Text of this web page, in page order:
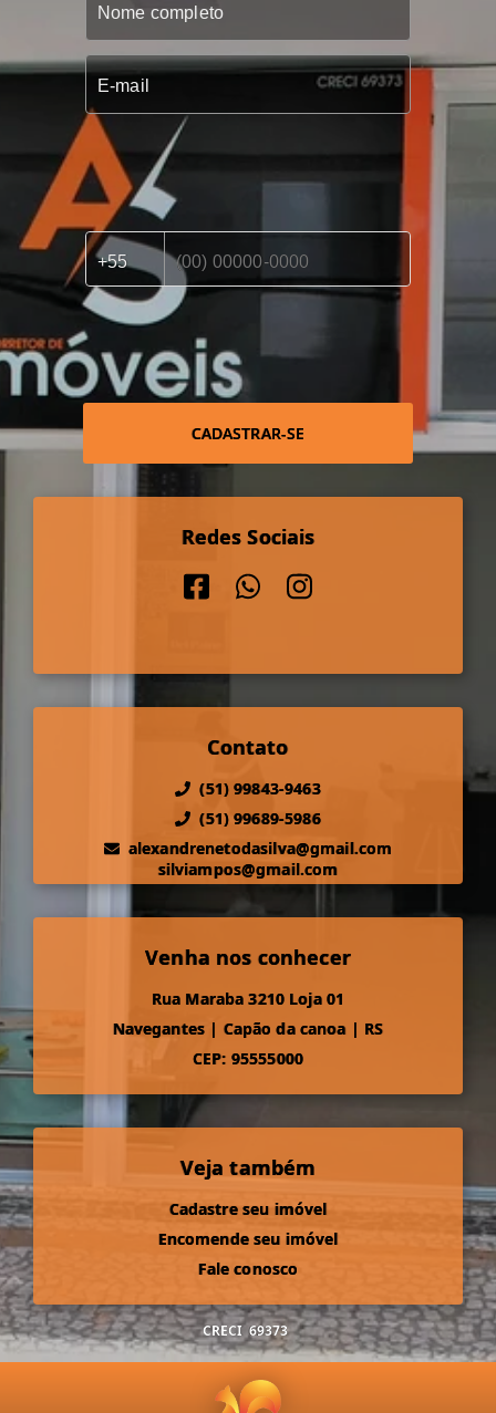
CADASTRAR-SE
Redes Sociais
Contato
(51) 99843-9463
(51) 99689-5986
alexandrenetodasilva@gmail.com
silviampos@gmail.com
Venha nos conhecer
Rua Maraba 3210 Loja 01
Navegantes | Capão da canoa | RS
CEP: 95555000
Veja também
Cadastre seu imóvel
Encomende seu imóvel
Fale conosco
CRECI 69373